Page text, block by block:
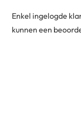
Enkel ingelogde
kunnen een